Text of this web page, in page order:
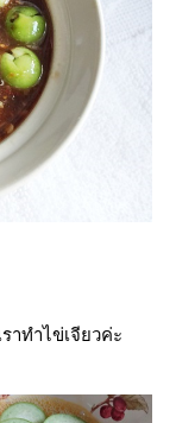
าทำไข่เจียวค่ะ